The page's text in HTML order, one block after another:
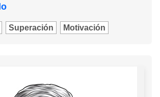
Superación Motivación